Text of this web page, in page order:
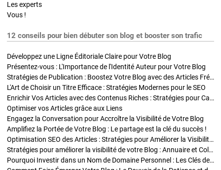
Les experts
Vous !
12 conseils pour bien débuter son blog et booster son trafic
Développez une Ligne Éditoriale Claire pour Votre Blog
Présentez-vous : L'Importance de l'Identité Auteur pour Votre Blog
Stratégies de Publication : Boostez Votre Blog avec des Articles Fréquents et Exclusifs
L'Art de Choisir un Titre Efficace : Stratégies Modernes pour le SEO
Enrichir Vos Articles avec des Contenus Riches : Stratégies pour Captiver et Optimiser
Optimiser vos Articles grâce aux Liens
Engagez la Conversation pour Accroître la Visibilité de Votre Blog
Amplifiez la Portée de Votre Blog : Le partage est la clé du succès !
Optimisation SEO des Articles : Stratégies pour Améliorer la Visibilité de Votre Blog
Stratégies pour améliorer la visibilité de votre Blog : Annuaire et Collaborations
Pourquoi Investir dans un Nom de Domaine Personnel : Les Clés de la Réussite de Votre Blog